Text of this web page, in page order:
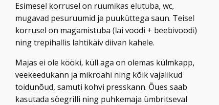
Esimesel korrusel on ruumikas elutuba, wc,
mugavad pesuruumid ja puuküttega saun. Teisel
korrusel on magamistuba (lai voodi + beebivoodi)
ning trepihallis lahtikäiv diivan kahele.
Majas ei ole kööki, küll aga on olemas külmkapp,
veekeedukann ja mikroahi ning kõik vajalikud
toidunõud, samuti kohvi presskann. Õues saab
kasutada söegrilli ning puhkemaja ümbritseval